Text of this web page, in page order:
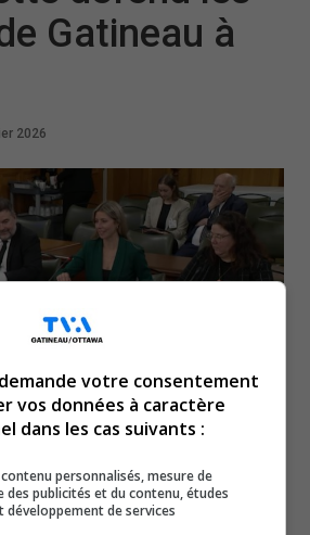
Gatineau à
2026
les particularités de la
de sa nouvelle Loi
votre consentement
vos données à caractère
dans les cas suivants :
personnalisés, mesure de
des publicités et du contenu, études
développement de services